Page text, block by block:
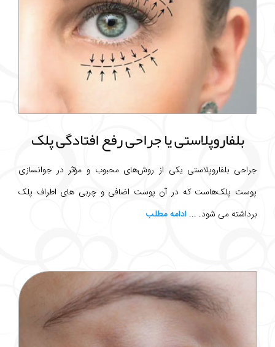
بلفاروپلاستی یا جراحی رفع افتادگی پلک
جراحی بلفاروپلاستی یکی از روش‌های محبوب و مؤثر در جوانسازی
پوست پلک‌هاست که در آن پوست اضافی و چربی های اطراف پلک
برداشته می شود. ... ادامه مطلب